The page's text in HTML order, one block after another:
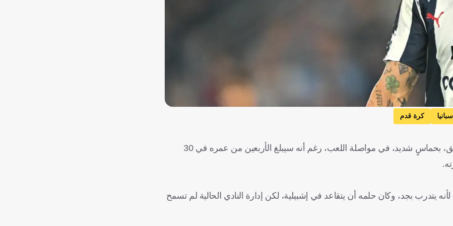
إسبانيا كرة قدم
السابق، بحماسٍ شديد، في مواصلة اللعب، رغم أنه سيبلغ الأربعين من عمره في 30
يتدرب بجد، وكان حلمه أن يتقاعد في إشبيلية، لكن إدارة النادي الحالية لم تسمح